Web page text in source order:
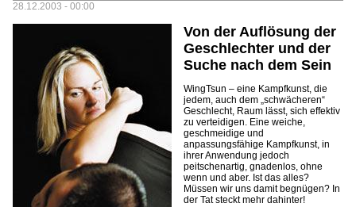
28.12.2003 - 00:00
Von der Auflösung der
Geschlechter und der
Suche nach dem Sein
WingTsun – eine Kampfkunst, die
jedem, auch dem „schwächeren“
Geschlecht, Raum lässt, sich effektiv
zu verteidigen. Eine weiche,
geschmeidige und
anpassungsfähige Kampfkunst, in
ihrer Anwendung jedoch
peitschenartig, gnadenlos, ohne
wenn und aber. Ist das alles?
Müssen wir uns damit begnügen? In
der Tat steckt mehr dahinter!